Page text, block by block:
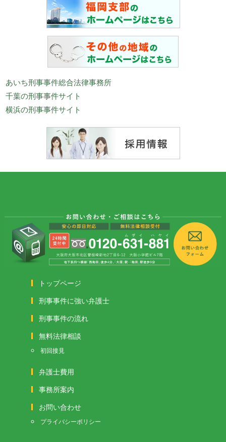
あいち刑事事件総合法律事務所
千葉の刑事事件サイト
横浜の刑事事件サイト
トップページ
刑事事件に強い弁護士
刑事事件の流れ
無料法律相談
初回接見
弁護士費用
事務所案内
お問い合わせ
プライバシーポリシー